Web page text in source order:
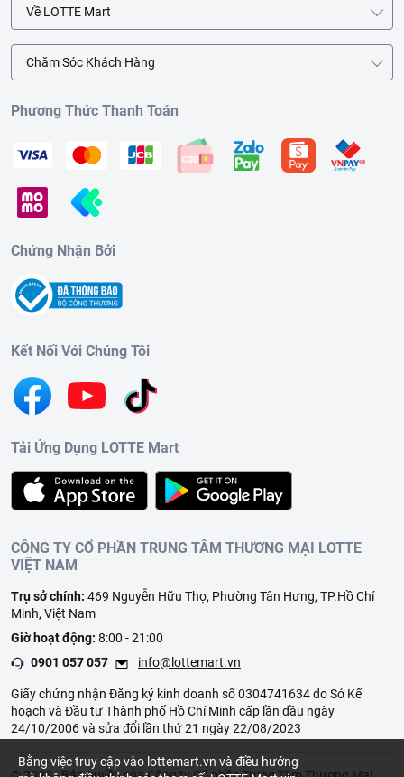
Về LOTTE Mart
Chăm Sóc Khách Hàng
Phương Thức Thanh Toán
Chứng Nhận Bởi
Kết Nối Với Chúng Tôi
Tải Ứng Dụng LOTTE Mart
CÔNG TY CỔ PHẦN TRUNG TÂM THƯƠNG MẠI LOTTE
VIỆT NAM
Trụ sở chính: 469 Nguyễn Hữu Thọ, Phường Tân Hưng, TP.Hồ Chí
Minh, Việt Nam
Giờ hoạt động: 8:00 - 21:00
0901 057 057
info@lottemart.vn
Giấy chứng nhận Đăng ký kinh doanh số 0304741634 do Sở Kế
hoạch và Đầu tư Thành phố Hồ Chí Minh cấp lần đầu ngày
24/10/2006 và sửa đổi lần thứ 21 ngày 22/08/2023
Bằng việc truy cập vào lottemart.vn và điều hướng